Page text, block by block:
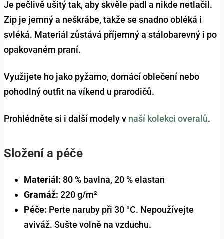
Je pečlivě ušitý tak, aby skvěle padl a nikde netlačil.
Zip je jemný a neškrábe, takže se snadno obléká i
svléká. Materiál zůstává příjemný a stálobarevný i po
opakovaném praní.
Využijete ho jako pyžamo, domácí oblečení nebo
pohodlný outfit na víkend u prarodičů.
Prohlédněte si i další modely v naší kolekci overalů.
Složení a péče
Materiál: 80 % bavlna, 20 % elastan
Gramáž: 220 g/m²
Péče: Perte naruby při 30 °C. Nepoužívejte
aviváž. Sušte volně na vzduchu.